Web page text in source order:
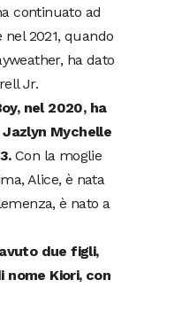
continuato ad
2021, quando
ha dato
Jr.
nel 2020, ha
Mychelle
Con la moglie
Alice, è nata
è nato a
due figli,
Kiori, con